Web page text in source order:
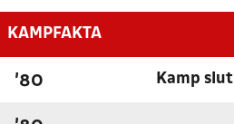
KAMPFAKTA
'80 Kamp slut